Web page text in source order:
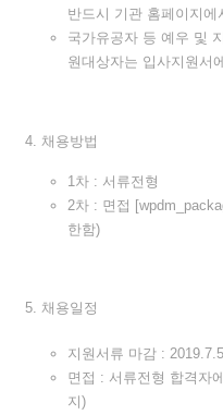
반드시 기관 홈페이지
국가유공자 등 예우 및
원대상자는 입사지원서
채용방법
1차 : 서류전형
2차 : 면접
한함)
채용일정
지원서류 마감 :
면접 : 서류전형 합격자
지)